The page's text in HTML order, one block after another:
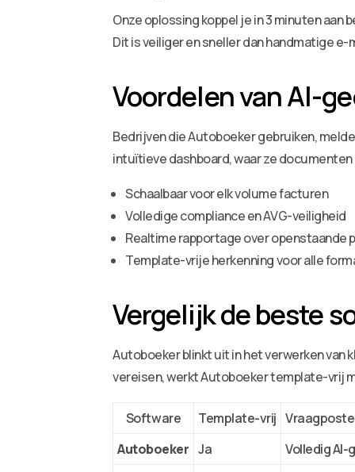
Onze oplossing koppel je in 3 minuten
Dit is veiliger en sneller dan handmatige
Voordelen van AI-
Bedrijven die Autoboeker gebruiken,
intuïtieve dashboard, waar ze
Schaalbaar voor elk volume facturen
Volledige compliance en AVG-veiligheid
Realtime rapportage over openstaande
Template-vrije herkenning voor alle
Vergelijk de beste
Autoboeker blinkt uit in het verwerken
vereisen, werkt Autoboeker template-vrij
Software Template-vrij
Autoboeker Ja
Volledig AI-